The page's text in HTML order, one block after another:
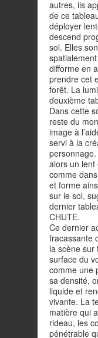
autres, ils
de ce
déployer
descend
sol. Elles
difforme en
prendre cet
forêt. La
deuxième
Dans cette
reste du
image à
servi à la
alors un lent
comme
et forme
sur le sol,
dernier
CHUTE.
Ce dernier
fracassante
la scène
surface du
comme une
sa densité,
liquide et
vivante. La
matière qui
rideau, les
pénétrable